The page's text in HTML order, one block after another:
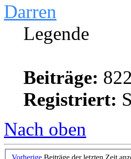
Darren
Legende
Beiträge: 822
Registriert:
Nach oben
Vorherige Beiträge der letzten Zeit